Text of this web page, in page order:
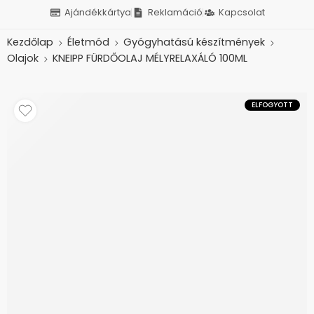
Ajándékkártya Reklamáció Kapcsolat
Kezdőlap Életmód
Gyógyhatású készítmények
Olajok
KNEIPP FÜRDŐOLAJ MÉLYRELAXÁLÓ 100ML
ELFOGYOTT